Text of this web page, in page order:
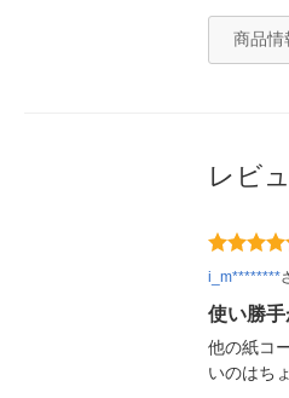
商品情
レビ
i_m********
使い勝
他の紙コ
いのはち